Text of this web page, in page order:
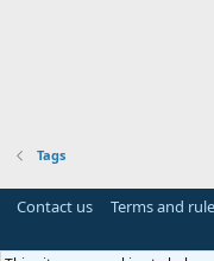
Tags
Contact us Terms and